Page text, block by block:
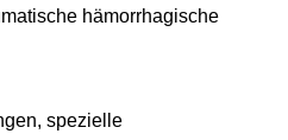
hämorrhagische
spezielle